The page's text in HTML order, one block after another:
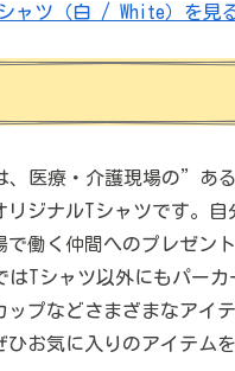
ャツ（白 / White）を見
、医療・介護現場の”あ
リジナルTシャツです。自
で働く仲間へのプレゼン
はTシャツ以外にもパー
ップなどさまざまなアイ
ひお気に入りのアイテム